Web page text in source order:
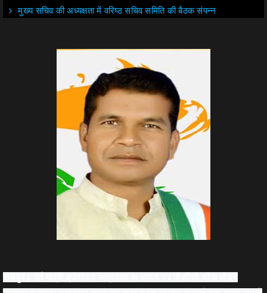
मुख्य सचिव की अध्यक्षता में वरिष्ठ सचिव समिति की बैठक संपन्न
पूर्व मंत्री बृजमोहन अग्रवाल के बयान पर पीसीसी चीफ मोहन